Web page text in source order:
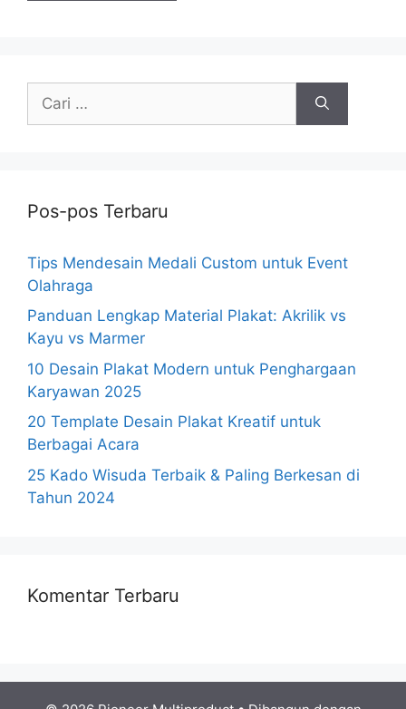
untuk:
Pos-pos Terbaru
Tips Mendesain Medali Custom untuk Event
Olahraga
Panduan Lengkap Material Plakat: Akrilik vs
Kayu vs Marmer
10 Desain Plakat Modern untuk Penghargaan
Karyawan 2025
20 Template Desain Plakat Kreatif untuk
Berbagai Acara
25 Kado Wisuda Terbaik & Paling Berkesan di
Tahun 2024
Komentar Terbaru